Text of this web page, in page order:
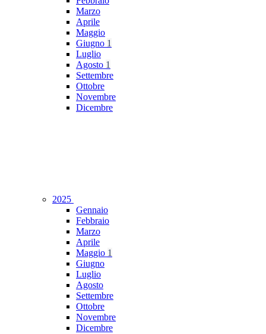
Marzo
Aprile
Maggio
Giugno 1
Luglio
Agosto 1
Settembre
Ottobre
Novembre
Dicembre
2025
Gennaio
Febbraio
Marzo
Aprile
Maggio 1
Giugno
Luglio
Agosto
Settembre
Ottobre
Novembre
Dicembre